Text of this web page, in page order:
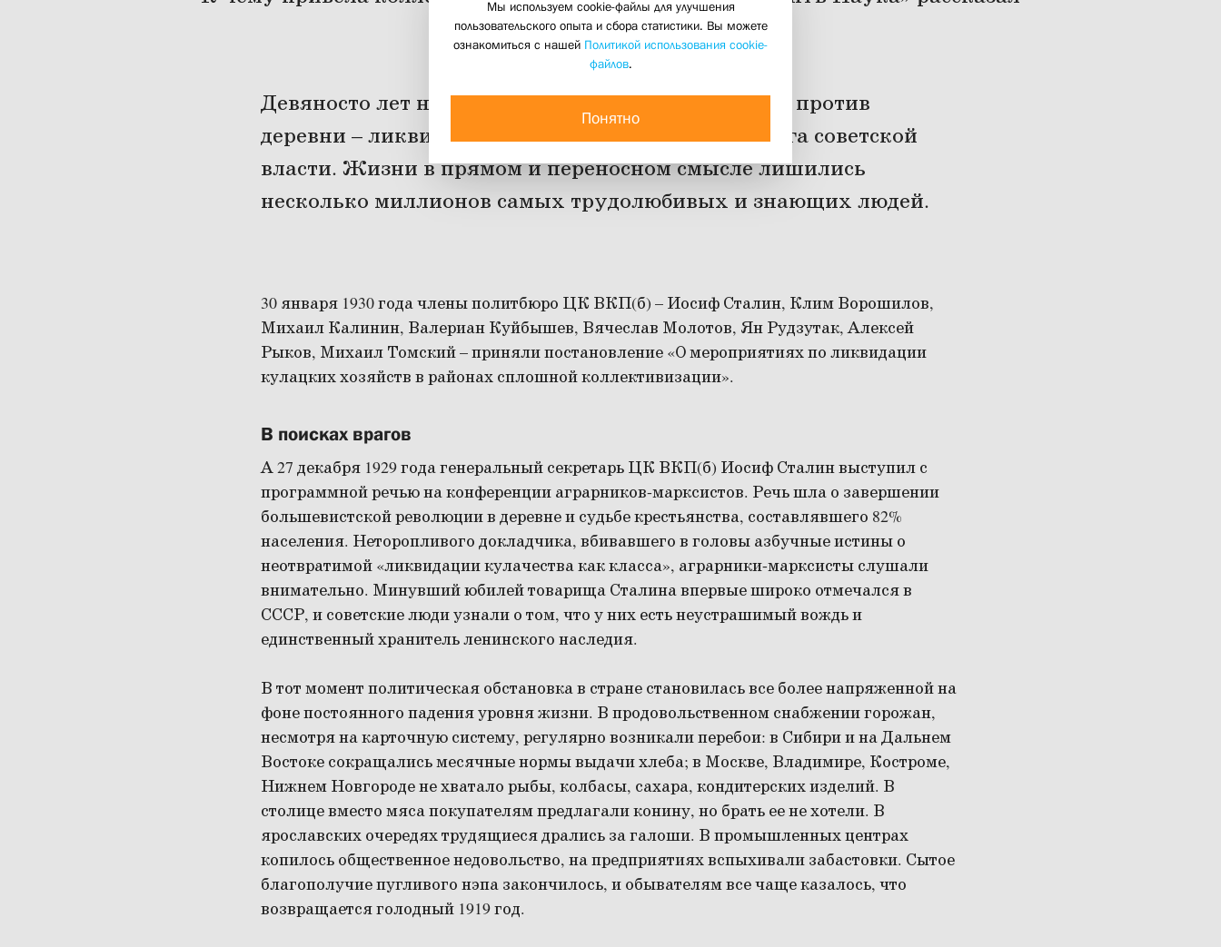
доцент СФИ Кирилл Александров
24 марта 2020
Девяносто лет назад началась война большевиков против
деревни – ликвидация крестьянства, главного врага советской
власти. Жизни в прямом и переносном смысле лишились
несколько миллионов самых трудолюбивых и знающих людей.
30 января 1930 года члены политбюро ЦК ВКП(б) – Иосиф Сталин, Клим Ворошилов,
Михаил Калинин, Валериан Куйбышев, Вячеслав Молотов, Ян Рудзутак, Алексей
Рыков, Михаил Томский – приняли постановление «О мероприятиях по ликвидации
кулацких хозяйств в районах сплошной коллективизации».
В поисках врагов
А 27 декабря 1929 года генеральный секретарь ЦК ВКП(б) Иосиф Сталин выступил с
программной речью на конференции аграрников-марксистов. Речь шла о завершении
большевистской революции в деревне и судьбе крестьянства, составлявшего 82%
населения. Неторопливого докладчика, вбивавшего в головы азбучные истины о
неотвратимой «ликвидации кулачества как класса», аграрники-марксисты слушали
внимательно. Минувший юбилей товарища Сталина впервые широко отмечался в
СССР, и советские люди узнали о том, что у них есть неустрашимый вождь и
единственный хранитель ленинского наследия.
В тот момент политическая обстановка в стране становилась все более напряженной на
фоне постоянного падения уровня жизни. В продовольственном снабжении горожан,
несмотря на карточную систему, регулярно возникали перебои: в Сибири и на Дальнем
Востоке сокращались месячные нормы выдачи хлеба; в Москве, Владимире, Костроме,
Нижнем Новгороде не хватало рыбы, колбасы, сахара, кондитерских изделий. В
столице вместо мяса покупателям предлагали конину, но брать ее не хотели. В
ярославских очередях трудящиеся дрались за галоши. В промышленных центрах
копилось общественное недовольство, на предприятиях вспыхивали забастовки. Сытое
благополучие пугливого нэпа закончилось, и обывателям все чаще казалось, что
возвращается голодный 1919 год.
Мы используем cookie-файлы для улучшения
пользовательского опыта и сбора статистики. Вы можете
ознакомиться с нашей Политикой использования cookie-
файлов.
Понятно